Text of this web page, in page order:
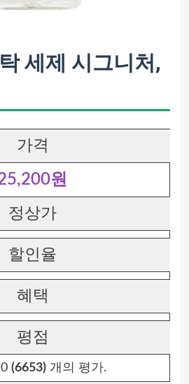
세제 시그니처,
가격
원
정상가
할인율
혜택
평점
(6653)개의 평가.